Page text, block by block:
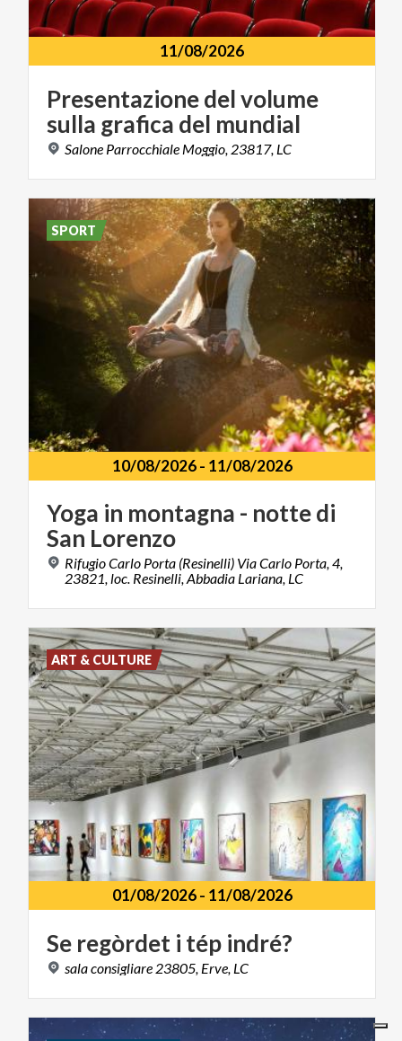
11/08/2026
Presentazionedelvolume
sulla grafica del mundial
Salone Parrocchiale Moggio, 23817, LC
10/08/2026- 11/08/2026
Yoga in montagna - nottedi
San Lorenzo
Rifugio Carlo Porta (Resinelli) Via Carlo Porta, 4,
23821, loc. Resinelli, Abbadia Lariana, LC
SPORT
01/08/2026- 11/08/2026
Se regòrdet i tép indré?
salaconsigliare 23805, Erve, LC
ART & CULTURE